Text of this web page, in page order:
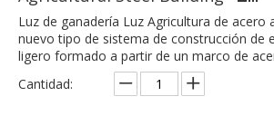
Luz de ganadería Luz Agricultura de acero
nuevo tipo de sistema de construcción de
ligero formado a partir de un marco de
Cantidad: